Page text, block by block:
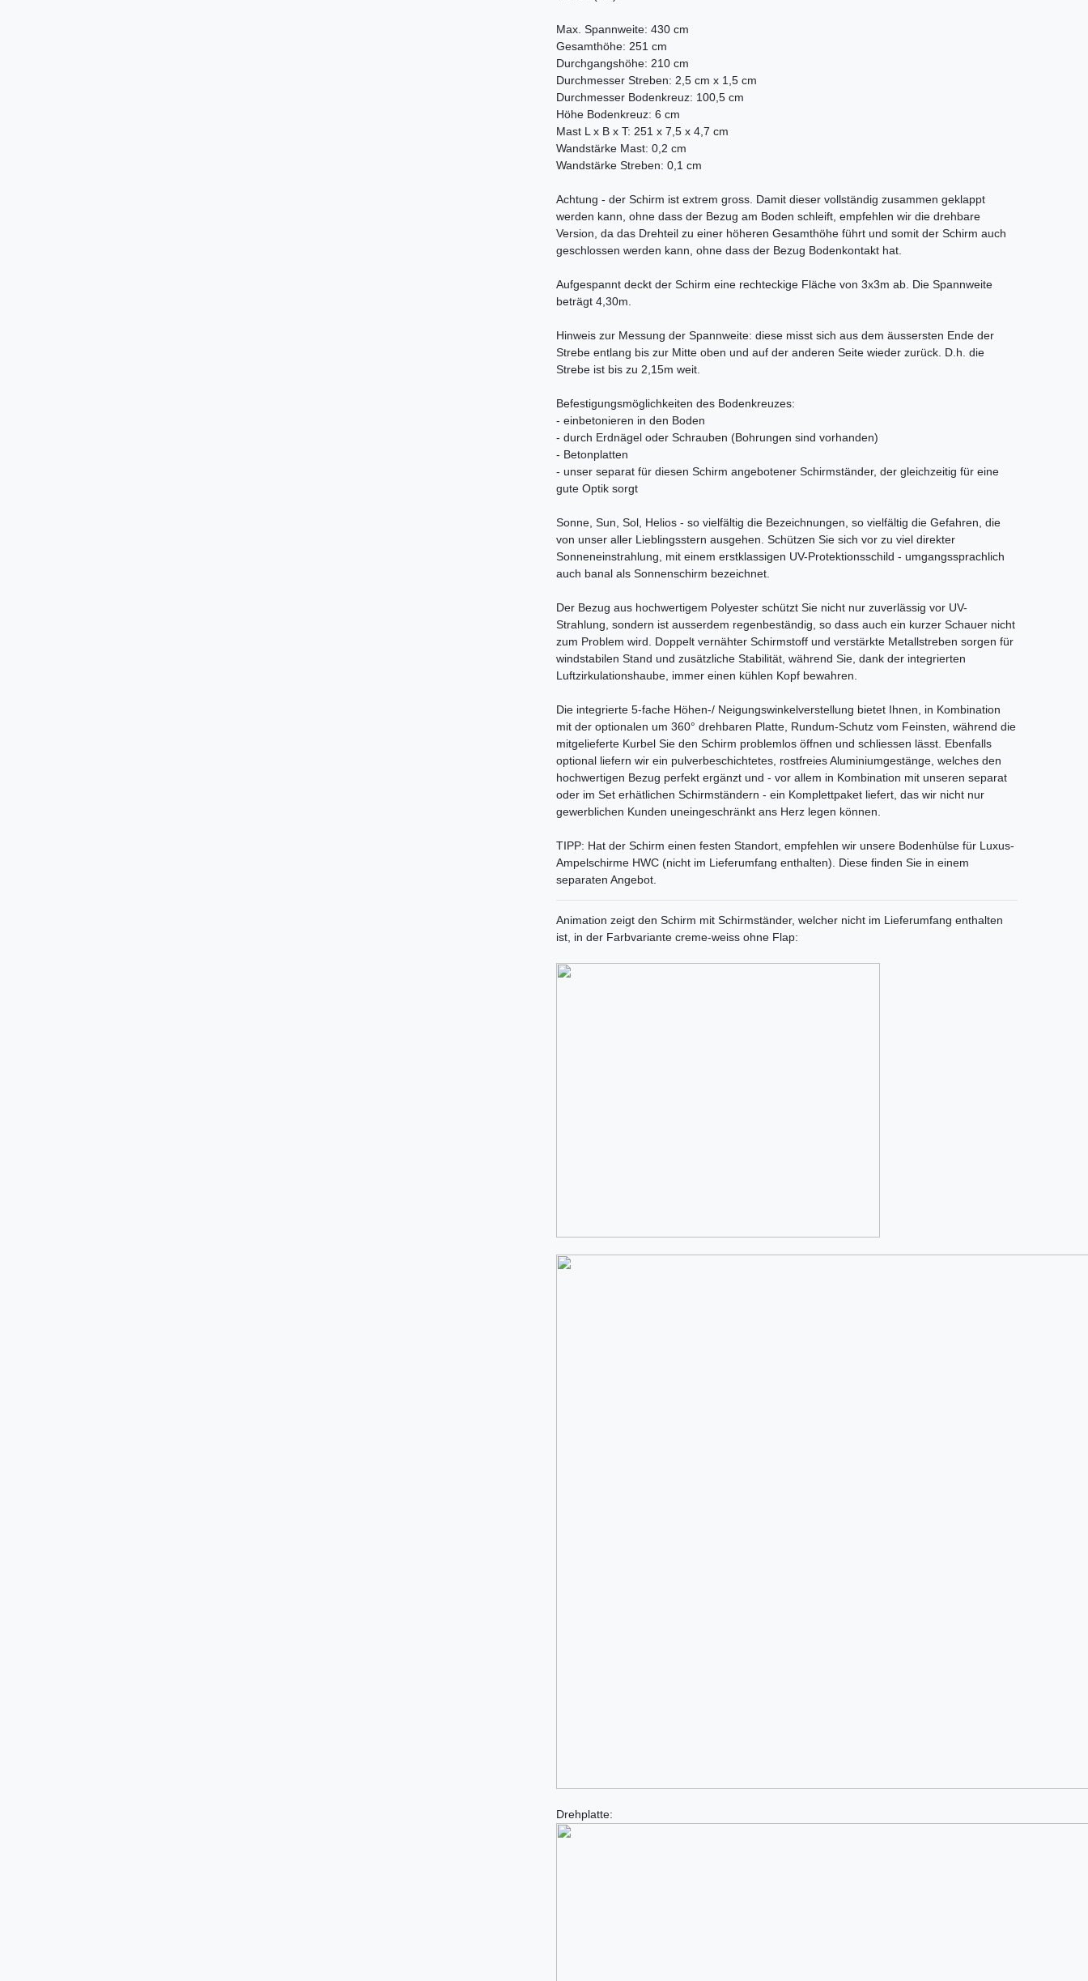
Max. Spannweite: 430 cm
Gesamthöhe: 251 cm
Durchgangshöhe: 210 cm
Durchmesser Streben: 2,5 cm x 1,5 cm
Durchmesser Bodenkreuz: 100,5 cm
Höhe Bodenkreuz: 6 cm
Mast L x B x T: 251 x 7,5 x 4,7 cm
Wandstärke Mast: 0,2 cm
Wandstärke Streben: 0,1 cm
Achtung - der Schirm ist extrem gross. Damit dieser vollständig zusammen geklappt
werden kann, ohne dass der Bezug am Boden schleift, empfehlen wir die drehbare
Version, da das Drehteil zu einer höheren Gesamthöhe führt und somit der Schirm auch
geschlossen werden kann, ohne dass der Bezug Bodenkontakt hat.
Aufgespannt deckt der Schirm eine rechteckige Fläche von 3x3m ab. Die Spannweite
beträgt 4,30m.
Hinweis zur Messung der Spannweite: diese misst sich aus dem äussersten Ende der
Strebe entlang bis zur Mitte oben und auf der anderen Seite wieder zurück. D.h. die
Strebe ist bis zu 2,15m weit.
Befestigungsmöglichkeiten des Bodenkreuzes:
- einbetonieren in den Boden
- durch Erdnägel oder Schrauben (Bohrungen sind vorhanden)
- Betonplatten
- unser separat für diesen Schirm angebotener Schirmständer, der gleichzeitig für eine
gute Optik sorgt
Sonne, Sun, Sol, Helios - so vielfältig die Bezeichnungen, so vielfältig die Gefahren, die
von unser aller Lieblingsstern ausgehen. Schützen Sie sich vor zu viel direkter
Sonneneinstrahlung, mit einem erstklassigen UV-Protektionsschild - umgangssprachlich
auch banal als Sonnenschirm bezeichnet.
Der Bezug aus hochwertigem Polyester schützt Sie nicht nur zuverlässig vor UV-
Strahlung, sondern ist ausserdem regenbeständig, so dass auch ein kurzer Schauer nicht
zum Problem wird. Doppelt vernähter Schirmstoff und verstärkte Metallstreben sorgen für
windstabilen Stand und zusätzliche Stabilität, während Sie, dank der integrierten
Luftzirkulationshaube, immer einen kühlen Kopf bewahren.
Die integrierte 5-fache Höhen-/ Neigungswinkelverstellung bietet Ihnen, in Kombination
mit der optionalen um 360° drehbaren Platte, Rundum-Schutz vom Feinsten, während die
mitgelieferte Kurbel Sie den Schirm problemlos öffnen und schliessen lässt. Ebenfalls
optional liefern wir ein pulverbeschichtetes, rostfreies Aluminiumgestänge, welches den
hochwertigen Bezug perfekt ergänzt und - vor allem in Kombination mit unseren separat
oder im Set erhätlichen Schirmständern - ein Komplettpaket liefert, das wir nicht nur
gewerblichen Kunden uneingeschränkt ans Herz legen können.
TIPP: Hat der Schirm einen festen Standort, empfehlen wir unsere Bodenhülse für Luxus-
Ampelschirme HWC (nicht im Lieferumfang enthalten). Diese finden Sie in einem
separaten Angebot.
Animation zeigt den Schirm mit Schirmständer, welcher nicht im Lieferumfang enthalten
ist, in der Farbvariante creme-weiss ohne Flap:
Drehplatte: